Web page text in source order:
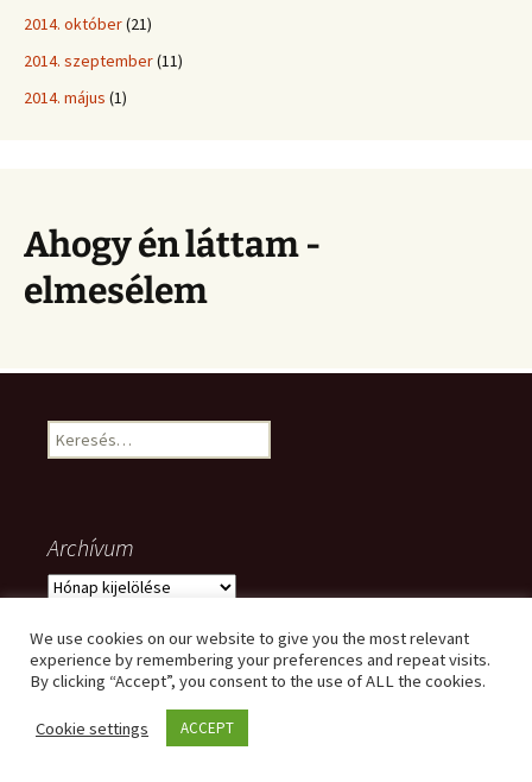
2014. október(21)
2014. szeptember(11)
2014. május (1)
Ahogy én láttam -
elmesélem
Keresés:
Archívum
Archívum
Meta
Bejelentkezés
We use cookies on our website to give you the most relevant
experience by remembering your preferences and repeat visits.
By clicking “Accept”, you consent to the use of ALL the cookies.
Cookie settings ACCEPT